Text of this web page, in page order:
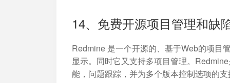
14、免费开源项目管理和缺
Redmine 是一个开源的、基于Web的项目
显示。同时它又支持多项目管理。
能，问题跟踪，并为多个版本控制选项的